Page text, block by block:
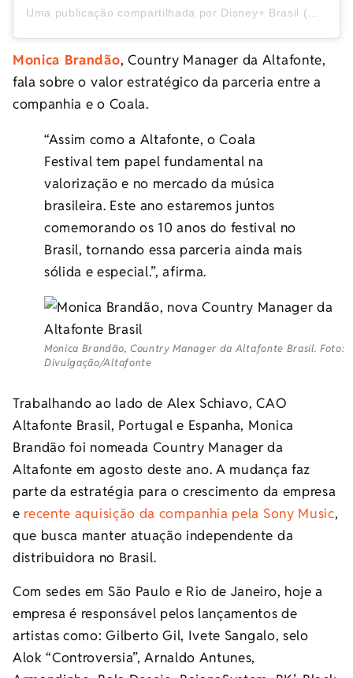
Monica Brandão, Country Manager da Altafonte,
fala sobre o valor estratégico da parceria entre a
companhia e o Coala.
“Assim como a Altafonte, o Coala
Festival tem papel fundamental na
valorização e no mercado da música
brasileira. Este ano estaremos juntos
comemorando os 10 anos do festival no
Brasil, tornando essa parceria ainda mais
sólida e especial.”, afirma.
Monica Brandão, Country Manager da Altafonte Brasil. Foto:
Divulgação/Altafonte
Trabalhando ao lado de Alex Schiavo, CAO
Altafonte Brasil, Portugal e Espanha, Monica
Brandão foi nomeada Country Manager da
Altafonte em agosto deste ano. A mudança faz
parte da estratégia para o crescimento da empresa
e recente aquisição da companhia pela Sony Music,
que busca manter atuação independente da
distribuidora no Brasil.
Com sedes em São Paulo e Rio de Janeiro, hoje a
empresa é responsável pelos lançamentos de
artistas como: Gilberto Gil, Ivete Sangalo, selo
Alok “Controversia”, Arnaldo Antunes,